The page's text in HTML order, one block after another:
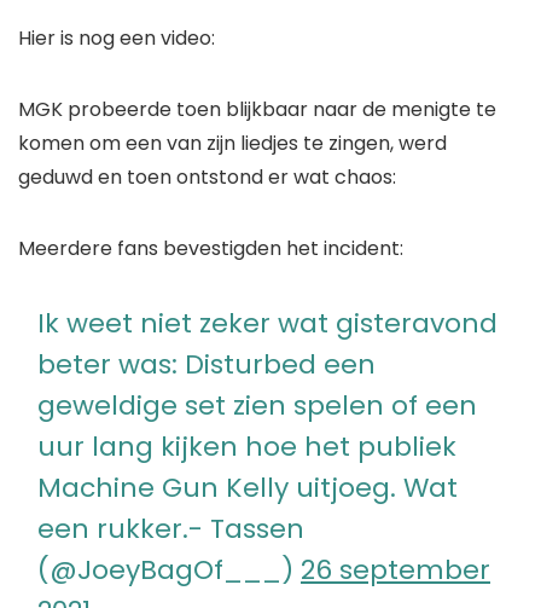
Hier is nog een video:
MGK probeerde toen blijkbaar naar de menigte te
komen om een ​​van zijn liedjes te zingen, werd
geduwd en toen ontstond er wat chaos:
Meerdere fans bevestigden het incident:
Ik weet niet zeker wat gisteravond
beter was: Disturbed een
geweldige set zien spelen of een
uur lang kijken hoe het publiek
Machine Gun Kelly uitjoeg. Wat
een rukker.- Tassen
(@JoeyBagOf___) 26 september